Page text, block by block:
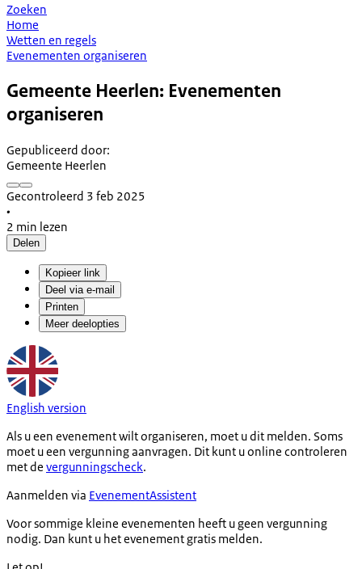
Zoeken
Home
Wetten en regels
Evenementen organiseren
Gemeente Heerlen: Evenementen
organiseren
Gepubliceerd door:
Gemeente Heerlen
Gecontroleerd 3 feb 2025
•
2 min lezen
Delen
Kopieer link
Deel via e-mail
Printen
Meer deelopties
English version
Als u een evenement wilt organiseren, moet u dit melden. Soms
moet u een vergunning aanvragen. Dit kunt u online controleren
met de vergunningscheck.
Aanmelden via EvenementAssistent
Voor sommige kleine evenementen heeft u geen vergunning
nodig. Dan kunt u het evenement gratis melden.